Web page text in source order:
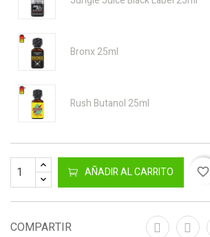
Bronx 25ml
Rush Butanol 25ml
AÑADIR AL CARRITO favorite_border
COMPARTIR